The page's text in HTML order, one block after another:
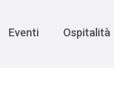
Eventi Ospitalità